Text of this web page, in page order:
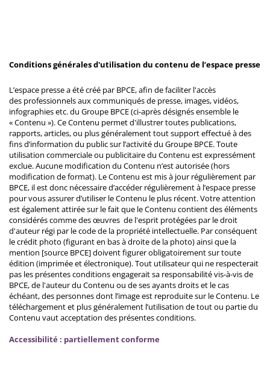
Conditions générales d'utilisation du contenu de l’espace presse
L’espace presse a été créé par BPCE, afin de faciliter l'accès
des professionnels aux communiqués de presse, images, vidéos,
infographies etc. du Groupe BPCE (ci-après désignés ensemble le
« Contenu »). Ce Contenu permet d'illustrer toutes publications,
rapports, articles, ou plus généralement tout support effectué à des
fins d’information du public sur l’activité du Groupe BPCE. Toute
utilisation commerciale ou publicitaire du Contenu est expressément
exclue. Aucune modification du Contenu n’est autorisée (hors
modification de format). Le Contenu est mis à jour régulièrement par
BPCE, il est donc nécessaire d’accéder régulièrement à l’espace presse
pour vous assurer d’utiliser le Contenu le plus récent. Votre attention
est également attirée sur le fait que le Contenu contient des éléments
considérés comme des œuvres de l'esprit protégées par le droit
d'auteur régi par le code de la propriété intellectuelle. Par conséquent
le crédit photo (figurant en bas à droite de la photo) ainsi que la
mention [source BPCE] doivent figurer obligatoirement sur toute
édition (imprimée et électronique). Tout utilisateur qui ne respecterait
pas les présentes conditions engagerait sa responsabilité vis-à-vis de
BPCE, de l'auteur du Contenu ou de ses ayants droits et le cas
échéant, des personnes dont l’image est reproduite sur le Contenu. Le
téléchargement et plus généralement l’utilisation de tout ou partie du
Contenu vaut acceptation des présentes conditions.
Accessibilité : partiellement conforme